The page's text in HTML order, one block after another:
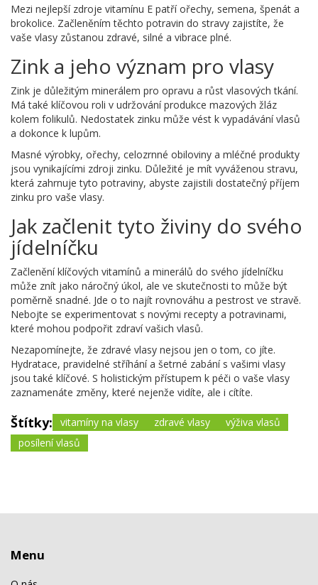
Mezi nejlepší zdroje vitamínu E patří ořechy, semena, špenát a
brokolice. Začleněním těchto potravin do stravy zajistíte, že
vaše vlasy zůstanou zdravé, silné a vibrace plné.
Zink a jeho význam pro vlasy
Zink je důležitým minerálem pro opravu a růst vlasových tkání.
Má také klíčovou roli v udržování produkce mazových žláz
kolem folikulů. Nedostatek zinku může vést k vypadávání vlasů
a dokonce k lupům.
Masné výrobky, ořechy, celozrnné obiloviny a mléčné produkty
jsou vynikajícími zdroji zinku. Důležité je mít vyváženou stravu,
která zahrnuje tyto potraviny, abyste zajistili dostatečný příjem
zinku pro vaše vlasy.
Jak začlenit tyto živiny do svého
jídelníčku
Začlenění klíčových vitamínů a minerálů do svého jídelníčku
může znít jako náročný úkol, ale ve skutečnosti to může být
poměrně snadné. Jde o to najít rovnováhu a pestrost ve stravě.
Nebojte se experimentovat s novými recepty a potravinami,
které mohou podpořit zdraví vašich vlasů.
Nezapomínejte, že zdravé vlasy nejsou jen o tom, co jíte.
Hydratace, pravidelné stříhání a šetrné zabání s vašimi vlasy
jsou také klíčové. S holistickým přístupem k péči o vaše vlasy
zaznamenáte změny, které nejenže vidíte, ale i cítíte.
Štítky: vitamíny na vlasy zdravé vlasy
výživa vlasů
posílení vlasů
Menu